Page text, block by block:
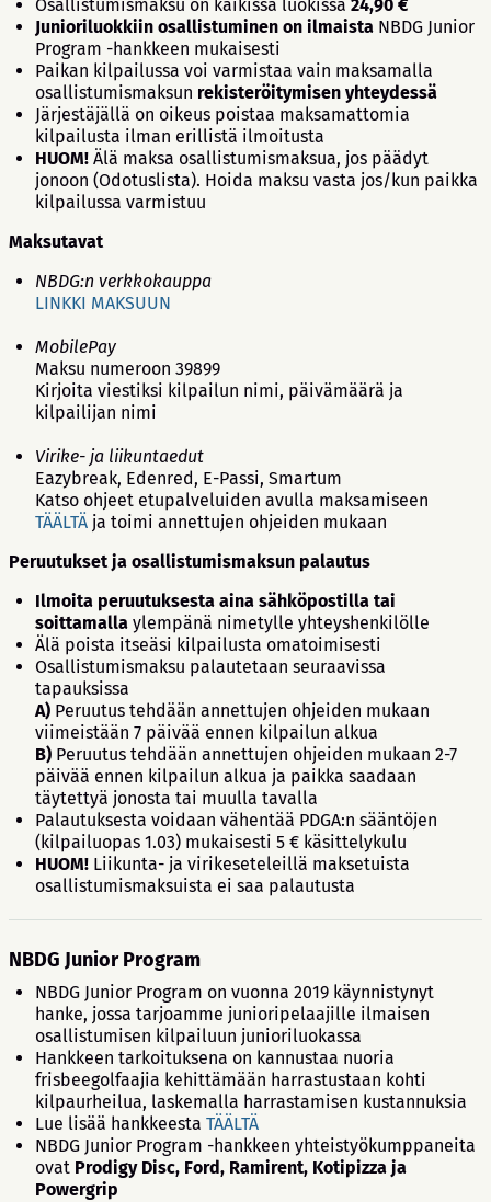
Osallistumismaksu on kaikissa luokissa 24,90 €
Junioriluokkiin osallistuminen on ilmaista NBDG Junior
Program -hankkeen mukaisesti
Paikan kilpailussa voi varmistaa vain maksamalla
osallistumismaksun rekisteröitymisen yhteydessä
Järjestäjällä on oikeus poistaa maksamattomia
kilpailusta ilman erillistä ilmoitusta
HUOM! Älä maksa osallistumismaksua, jos päädyt
jonoon (Odotuslista). Hoida maksu vasta jos/kun paikka
kilpailussa varmistuu
Maksutavat
NBDG:n verkkokauppa
LINKKI MAKSUUN
MobilePay
Maksu numeroon 39899
Kirjoita viestiksi kilpailun nimi, päivämäärä ja
kilpailijan nimi
Virike- ja liikuntaedut
Eazybreak, Edenred, E-Passi, Smartum
Katso ohjeet etupalveluiden avulla maksamiseen
TÄÄLTÄ ja toimi annettujen ohjeiden mukaan
Peruutukset ja osallistumismaksun palautus
Ilmoita peruutuksesta aina sähköpostilla tai
soittamalla ylempänä nimetylle yhteyshenkilölle
Älä poista itseäsi kilpailusta omatoimisesti
Osallistumismaksu palautetaan seuraavissa
tapauksissa
A) Peruutus tehdään annettujen ohjeiden mukaan
viimeistään 7 päivää ennen kilpailun alkua
B) Peruutus tehdään annettujen ohjeiden mukaan 2-7
päivää ennen kilpailun alkua ja paikka saadaan
täytettyä jonosta tai muulla tavalla
Palautuksesta voidaan vähentää PDGA:n sääntöjen
(kilpailuopas 1.03) mukaisesti 5 € käsittelykulu
HUOM! Liikunta- ja virikeseteleillä maksetuista
osallistumismaksuista ei saa palautusta
NBDG Junior Program
NBDG Junior Program on vuonna 2019 käynnistynyt
hanke, jossa tarjoamme junioripelaajille ilmaisen
osallistumisen kilpailuun junioriluokassa
Hankkeen tarkoituksena on kannustaa nuoria
frisbeegolfaajia kehittämään harrastustaan kohti
kilpaurheilua, laskemalla harrastamisen kustannuksia
Lue lisää hankkeesta TÄÄLTÄ
NBDG Junior Program -hankkeen yhteistyökumppaneita
ovat Prodigy Disc, Ford, Ramirent, Kotipizza ja
Powergrip